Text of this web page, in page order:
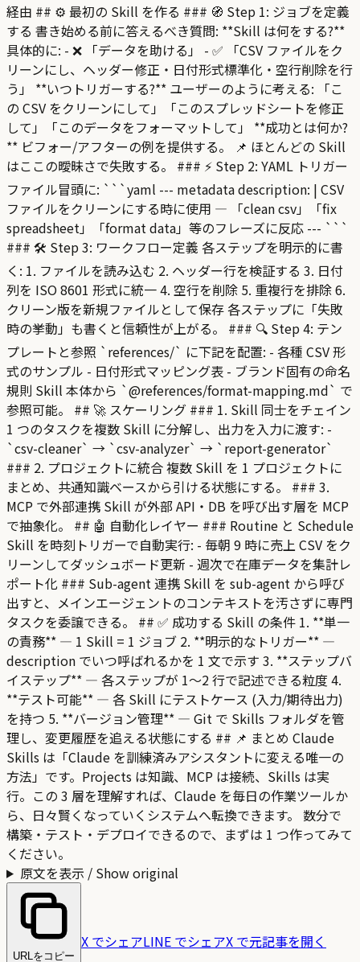
経由 ## ⚙️ 最初の Skill を作る ### 🧭 Step 1: ジョブを定義
する 書き始める前に答えるべき質問: **Skill は何をする?**
具体的に: - ❌ 「データを助ける」 - ✅ 「CSV ファイルをク
リーンにし、ヘッダー修正・日付形式標準化・空行削除を行
う」 **いつトリガーする?** ユーザーのように考える: 「こ
の CSV をクリーンにして」「このスプレッドシートを修正
して」「このデータをフォーマットして」 **成功とは何か?
** ビフォー/アフターの例を提供する。 📌 ほとんどの Skill
はここの曖昧さで失敗する。 ### ⚡ Step 2: YAML トリガー
ファイル冒頭に: ```yaml --- metadata description: | CSV
ファイルをクリーンにする時に使用 — 「clean csv」「fix
spreadsheet」「format data」等のフレーズに反応 --- ```
### 🛠 Step 3: ワークフロー定義 各ステップを明示的に書
く: 1. ファイルを読み込む 2. ヘッダー行を検証する 3. 日付
列を ISO 8601 形式に統一 4. 空行を削除 5. 重複行を排除 6.
クリーン版を新規ファイルとして保存 各ステップに「失敗
時の挙動」も書くと信頼性が上がる。 ### 🔍 Step 4: テン
プレートと参照 `references/` に下記を配置: - 各種 CSV 形
式のサンプル - 日付形式マッピング表 - ブランド固有の命名
規則 Skill 本体から `@references/format-mapping.md` で
参照可能。 ## 🚀 スケーリング ### 1. Skill 同士をチェイン
1 つのタスクを複数 Skill に分解し、出力を入力に渡す: -
`csv-cleaner` → `csv-analyzer` → `report-generator`
### 2. プロジェクトに統合 複数 Skill を 1 プロジェクトに
まとめ、共通知識ベースから引ける状態にする。 ### 3.
MCP で外部連携 Skill が外部 API・DB を呼び出す層を MCP
で抽象化。 ## 🤖 自動化レイヤー ### Routine と Schedule
Skill を時刻トリガーで自動実行: - 毎朝 9 時に売上 CSV をク
リーンしてダッシュボード更新 - 週次で在庫データを集計レ
ポート化 ### Sub-agent 連携 Skill を sub-agent から呼び
出すと、メインエージェントのコンテキストを汚さずに専門
タスクを委譲できる。 ## ✅ 成功する Skill の条件 1. **単一
の責務** — 1 Skill = 1 ジョブ 2. **明示的なトリガー** —
description でいつ呼ばれるかを 1 文で示す 3. **ステップバ
イステップ** — 各ステップが 1〜2 行で記述できる粒度 4.
**テスト可能** — 各 Skill にテストケース (入力/期待出力)
を持つ 5. **バージョン管理** — Git で Skills フォルダを管
理し、変更履歴を追える状態にする ## 📌 まとめ Claude
Skills は「Claude を訓練済みアシスタントに変える唯一の
方法」です。Projects は知識、MCP は接続、Skills は実
行。この 3 層を理解すれば、Claude を毎日の作業ツールか
ら、日々賢くなっていくシステムへ転換できます。 数分で
構築・テスト・デプロイできるので、まずは 1 つ作ってみて
ください。
原文を表示 / Show original
URLをコピー
X でシェアLINE でシェアX で元記事を開く